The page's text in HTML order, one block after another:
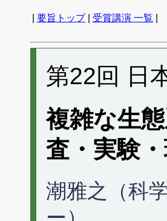
要旨トップ| 受賞講演 一覧
第22回 日
複雑な生
査・実験
潮雅之（科